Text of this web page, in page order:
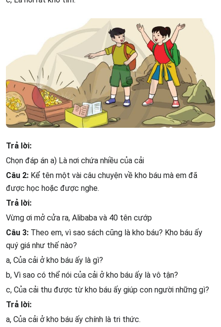
Trả lời:
Chọn đáp án a) Là nơi chứa nhiều của cải
Câu 2: Kể tên một vài câu chuyện về kho báu mà em đã
được học hoặc được nghe.
Trả lời:
Vừng ơi mở cửa ra, Alibaba và 40 tên cướp
Câu 3: Theo em, vì sao sách cũng là kho báu? Kho báu ấy
quý giá như thế nào?
a, Của cải ở kho báu ấy là gì?
b, Vì sao có thể nói của cải ở kho báu ấy là vô tận?
c, Của cải thu được từ kho báu ấy giúp con người những gì?
Trả lời:
a, Của cải ở kho báu ấy chính là tri thức.